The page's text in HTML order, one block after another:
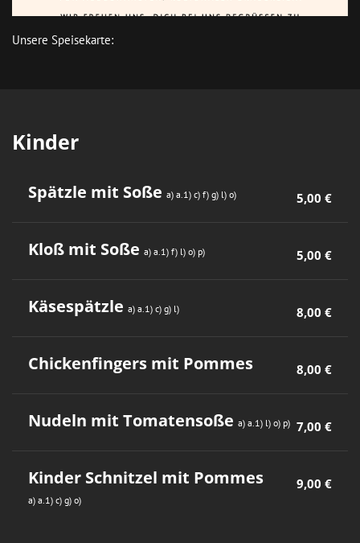
Unsere Speisekarte:
Kinder
Spätzle mit Soße a) a.1) c) f) g) l) 5,00 €
Kloß mit Soße a) a.1) f) l) o) 5,00 €
Käsespätzle a) a.1) c) g) 8,00 €
Chickenfingers mit Pommes 8,00 €
Nudeln mit Tomatensoße a) a.1) l) o) 7,00 €
Kinder Schnitzel mit Pommes
a) a.1) c) g)
9,00 €